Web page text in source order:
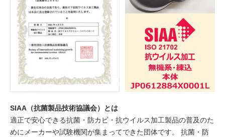
SIAA（抗菌製品技術協議会）とは
適正で安心できる抗菌・防カビ・抗ウイルス加工製品の普及のた
めにメーカーや試験機関が集まってできた団体です。 抗菌・防